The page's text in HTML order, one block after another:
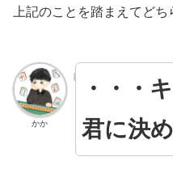
上記のことを踏まえてど
かか
・・・
君に決